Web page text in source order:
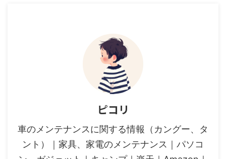
ピコリ
車のメンテナンスに関する情報（カングー、タ
ント）｜家具、家電のメンテナンス｜パソコ